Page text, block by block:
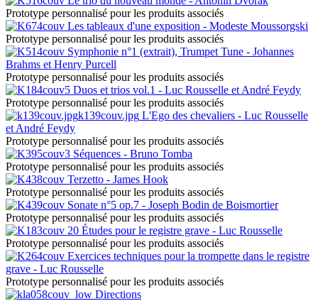
Prototype personnalisé pour les produits associés
Les tableaux d'une exposition - Modeste Moussorgski
Prototype personnalisé pour les produits associés
Symphonie n°1 (extrait), Trumpet Tune - Johannes
Brahms et Henry Purcell
Prototype personnalisé pour les produits associés
Duos et trios vol.1 - Luc Rousselle et André Feydy
Prototype personnalisé pour les produits associés
k139couv.jpg L'Ego des chevaliers - Luc Rousselle
et André Feydy
Prototype personnalisé pour les produits associés
Séquences - Bruno Tomba
Prototype personnalisé pour les produits associés
Terzetto - James Hook
Prototype personnalisé pour les produits associés
Sonate n°5 op.7 - Joseph Bodin de Boismortier
Prototype personnalisé pour les produits associés
20 Études pour le registre grave - Luc Rousselle
Prototype personnalisé pour les produits associés
Exercices techniques pour la trompette dans le registre
grave - Luc Rousselle
Prototype personnalisé pour les produits associés
Directions